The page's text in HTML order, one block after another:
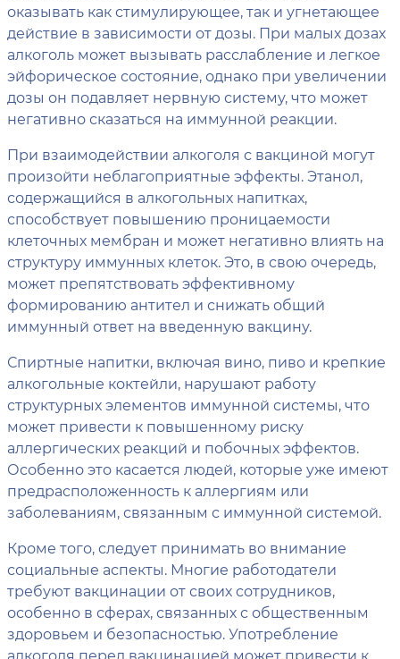
оказывать как стимулирующее, так и угнетающее
действие в зависимости от дозы. При малых дозах
алкоголь может вызывать расслабление и легкое
эйфорическое состояние, однако при увеличении
дозы он подавляет нервную систему, что может
негативно сказаться на иммунной реакции.
При взаимодействии алкоголя с вакциной могут
произойти неблагоприятные эффекты. Этанол,
содержащийся в алкогольных напитках,
способствует повышению проницаемости
клеточных мембран и может негативно влиять на
структуру иммунных клеток. Это, в свою очередь,
может препятствовать эффективному
формированию антител и снижать общий
иммунный ответ на введенную вакцину.
Спиртные напитки, включая вино, пиво и крепкие
алкогольные коктейли, нарушают работу
структурных элементов иммунной системы, что
может привести к повышенному риску
аллергических реакций и побочных эффектов.
Особенно это касается людей, которые уже имеют
предрасположенность к аллергиям или
заболеваниям, связанным с иммунной системой.
Кроме того, следует принимать во внимание
социальные аспекты. Многие работодатели
требуют вакцинации от своих сотрудников,
особенно в сферах, связанных с общественным
здоровьем и безопасностью. Употребление
алкоголя перед вакцинацией может привести к